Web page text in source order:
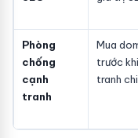
Phòng
chống
cạnh
tranh
Mua
trước
tranh